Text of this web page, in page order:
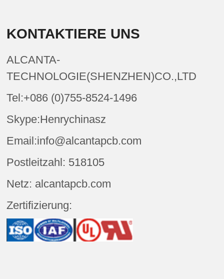
KONTAKTIERE UNS
ALCANTA-
TECHNOLOGIE(SHENZHEN)CO.,LTD
Tel:+086 (0)755-8524-1496
Skype:Henrychinasz
Email:info@alcantapcb.com
Postleitzahl: 518105
Netz: alcantapcb.com
Zertifizierung: